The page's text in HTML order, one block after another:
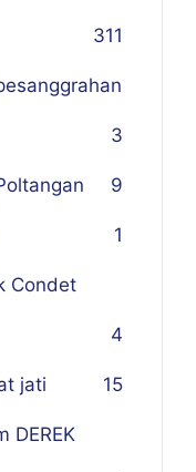
311
3
9
1
Condet
4
jati 15
DEREK